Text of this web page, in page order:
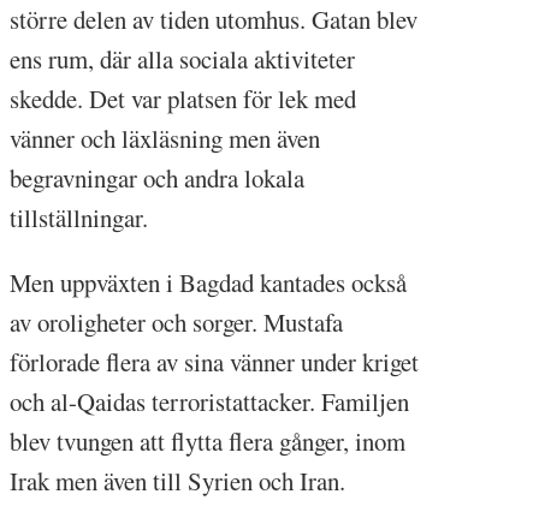
större delen av tiden utomhus. Gatan blev
ens rum, där alla sociala aktiviteter
skedde. Det var platsen för lek med
vänner och läxläsning men även
begravningar och andra lokala
tillställningar.
Men uppväxten i Bagdad kantades också
av oroligheter och sorger. Mustafa
förlorade flera av sina vänner under kriget
och al-Qaidas terroristattacker. Familjen
blev tvungen att flytta flera gånger, inom
Irak men även till Syrien och Iran.